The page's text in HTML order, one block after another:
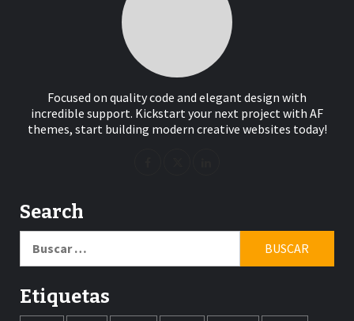
Focused on quality code and elegant design with
incredible support. Kickstart your next project with AF
themes, start building modern creative websites today!
Search
Etiquetas